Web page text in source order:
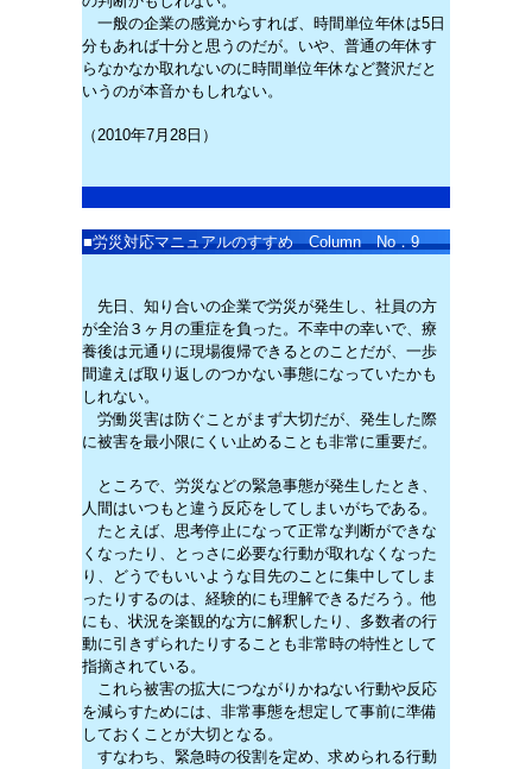
一般の企業の感覚からすれば、時間単位年休は5日
分もあれば十分と思うのだが。いや、普通の年休す
らなかなか取れないのに時間単位年休など贅沢だと
いうのが本音かもしれない。
（2010年7月28日）
■労災対応マニュアルのすすめ Column No．9
先日、知り合いの企業で労災が発生し、社員の方
が全治３ヶ月の重症を負った。不幸中の幸いで、療
養後は元通りに現場復帰できるとのことだが、一歩
間違えば取り返しのつかない事態になっていたかも
しれない。
労働災害は防ぐことがまず大切だが、発生した際
に被害を最小限にくい止めることも非常に重要だ。
ところで、労災などの緊急事態が発生したとき、
人間はいつもと違う反応をしてしまいがちである。
たとえば、思考停止になって正常な判断ができな
くなったり、とっさに必要な行動が取れなくなった
り、どうでもいいような目先のことに集中してしま
ったりするのは、経験的にも理解できるだろう。他
にも、状況を楽観的な方に解釈したり、多数者の行
動に引きずられたりすることも非常時の特性として
指摘されている。
これら被害の拡大につながりかねない行動や反応
を減らすためには、非常事態を想定して事前に準備
しておくことが大切となる。
すなわち、緊急時の役割を定め、求められる行動